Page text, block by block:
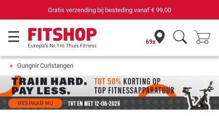
69 filialen met 75 eigen servicemonteurs
69x
Gungnir Curlstangen